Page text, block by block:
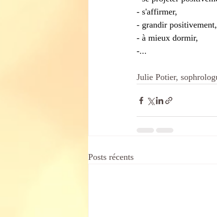
- s'affirmer,
- grandir positivement,
- à mieux dormir,
-...
Julie Potier,
Posts récents